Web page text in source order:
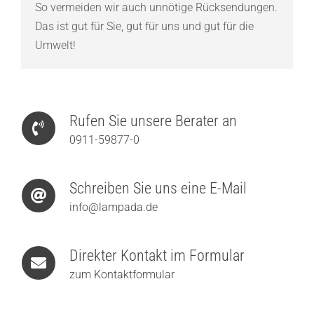
So vermeiden wir auch unnötige Rücksendungen.
Das ist gut für Sie, gut für uns und gut für die
Umwelt!
Rufen Sie unsere Berater an
0911-59877-0
Schreiben Sie uns eine E-Mail
info@lampada.de
Direkter Kontakt im Formular
zum Kontaktformular